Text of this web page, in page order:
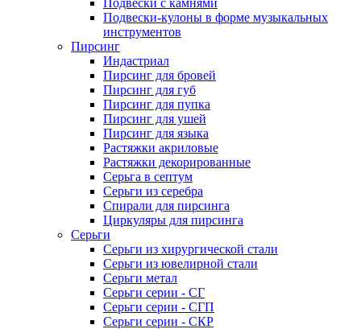
Подвески с камнями
Подвески-кулоны в форме музыкальных
инструментов
Пирсинг
Индастриал
Пирсинг для бровей
Пирсинг для губ
Пирсинг для пупка
Пирсинг для ушей
Пирсинг для языка
Растяжки акриловые
Растяжки декорированные
Серьга в септум
Серьги из серебра
Спирали для пирсинга
Циркуляры для пирсинга
Серьги
Серьги из хирургической стали
Серьги из ювелирной стали
Серьги метал
Серьги серии - СГ
Серьги серии - СГП
Серьги серии - СКР